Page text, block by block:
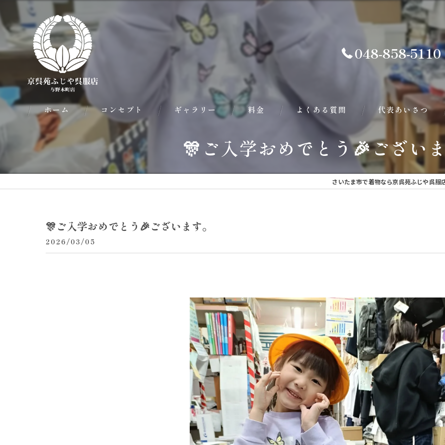
048-858-5110
ホーム コンセプト ギャラリー 料金 よくある質問 代表あいさつ
🎊ご入学おめでとう🎉ござい
さいたま市で着物なら京呉苑ふじや呉服
🎊ご入学おめでとう🎉ございます。
2026/03/05